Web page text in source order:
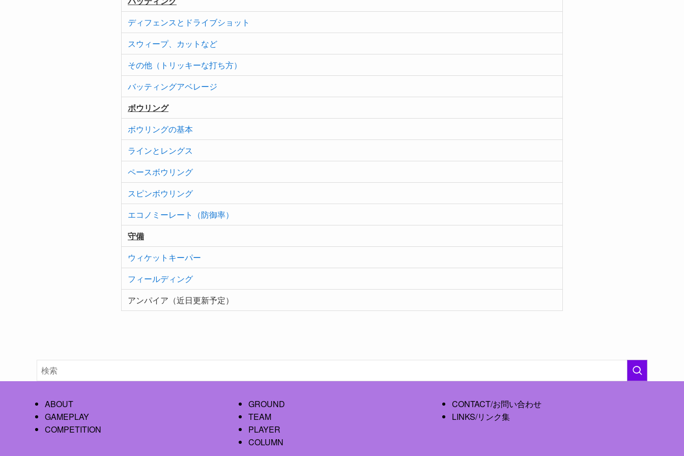
ディフェンスとドライブショット
スウィープ、カットなど
その他（トリッキーな打ち方）
バッティングアベレージ
ボウリング
ボウリングの基本
ラインとレングス
ペースボウリング
スピンボウリング
エコノミーレート（防御率）
守備
ウィケットキーパー
フィールディング
アンパイア（近日更新予定）
ABOUT
GAMEPLAY
COMPETITION
GROUND
TEAM
PLAYER
COLUMN
CONTACT/お問い合わせ
LINKS/リンク集